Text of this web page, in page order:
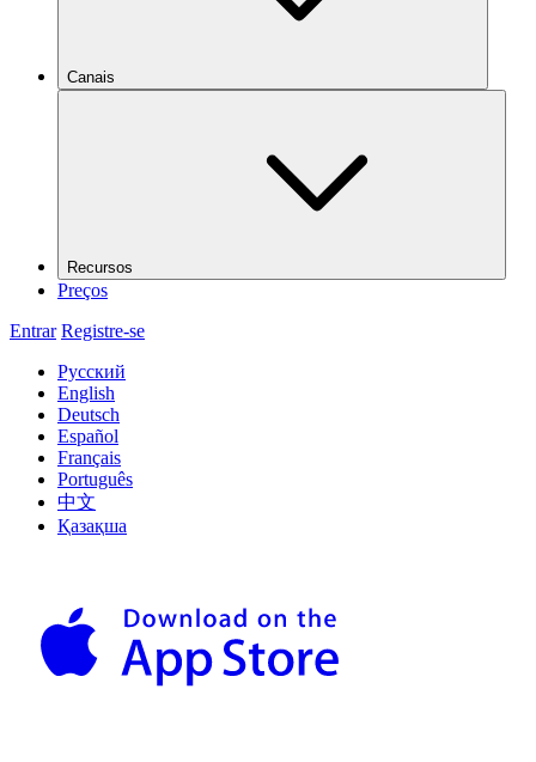
Canais
Recursos
Preços
Entrar Registre-se
Русский
English
Deutsch
Español
Français
Português
中文
Қазақша